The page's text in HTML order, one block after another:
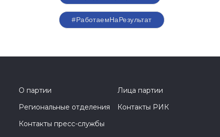
#РаботаемНаРезультат
О партии
Лица партии
Региональные отделения
Контакты РИК
Контакты пресс-службы